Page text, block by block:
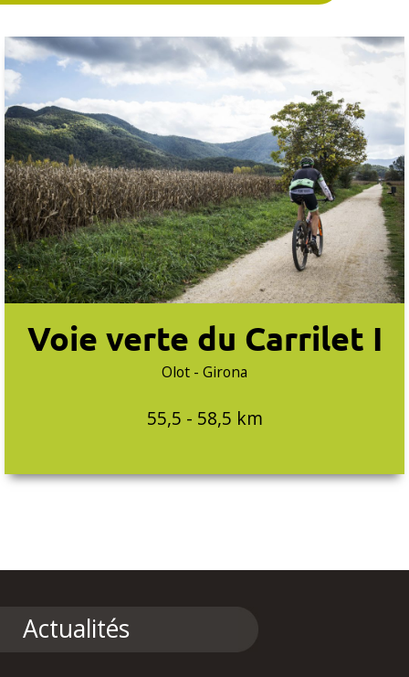
Voie verte du Carrilet I
Olot - Girona
55,5 - 58,5 km
Actualités